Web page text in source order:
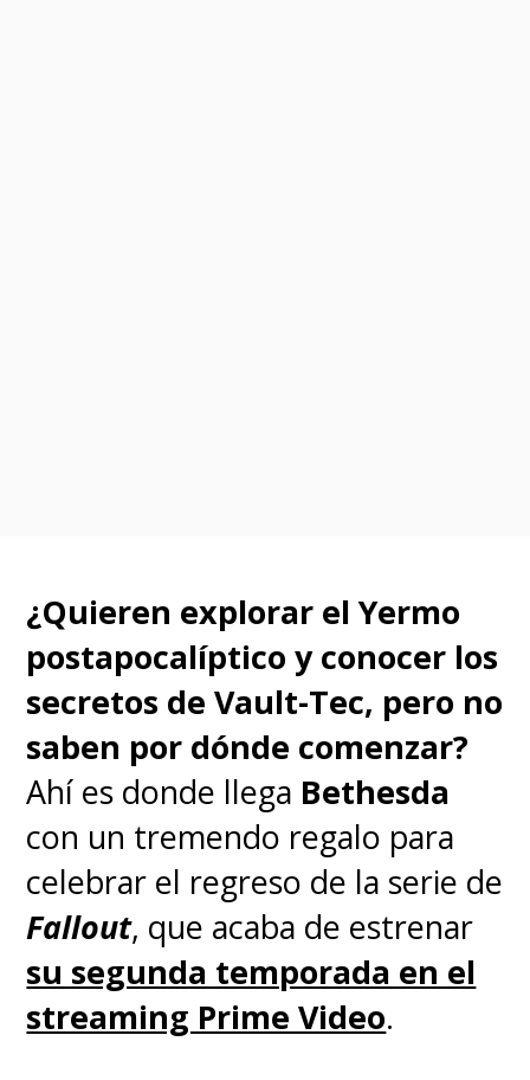
¿Quieren explorar el Yermo
postapocalíptico y conocer los
secretos de Vault-Tec, pero no
saben por dónde comenzar?
Ahí es donde llega Bethesda
con un tremendo regalo para
celebrar el regreso de la serie de
Fallout, que acaba de estrenar
su segunda temporada en el
streaming Prime Video.